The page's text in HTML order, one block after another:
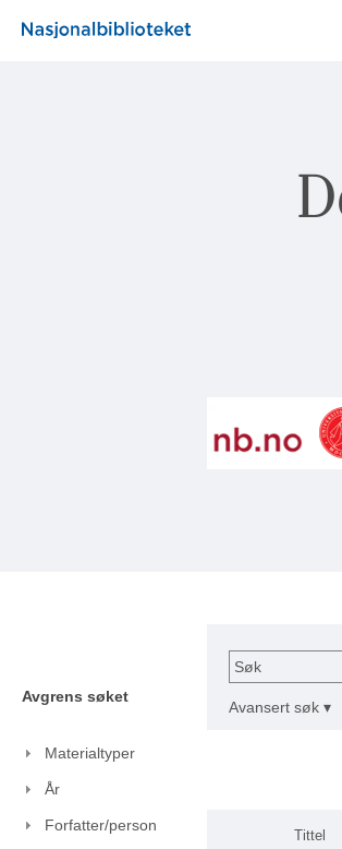
Avgrens søket
Materialtyper
År
Forfatter/person
Søk
Avansert søk ▾
Tittel